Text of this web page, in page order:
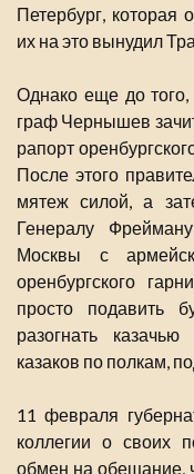
Петербург, которая
их на это вынудил
Однако еще до того,
граф Чернышев
рапорт
После этого
мятеж силой, а
Генералу
Москвы с
оренбургского
просто подавить
разогнать
казаков по полкам,
11 февраля
коллегии о своих
обмен на обещание,